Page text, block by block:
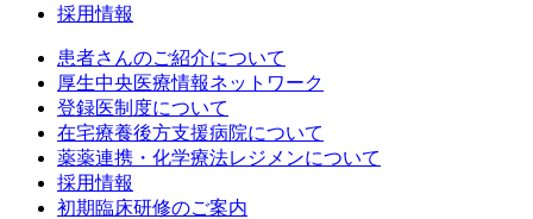
採用情報
患者さんのご紹介について
厚生中央医療情報ネットワーク
登録医制度について
在宅療養後方支援病院について
薬薬連携・化学療法レジメンについて
採用情報
初期臨床研修のご案内